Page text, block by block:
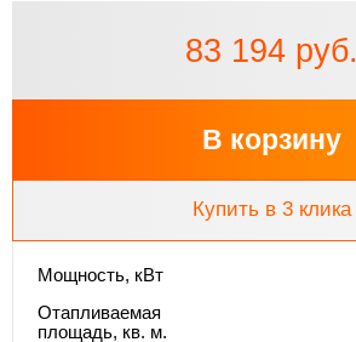
83 194 руб.
В корзину
Купить в 3 клика
Мощность, кВт
Отапливаемая
площадь, кв. м.